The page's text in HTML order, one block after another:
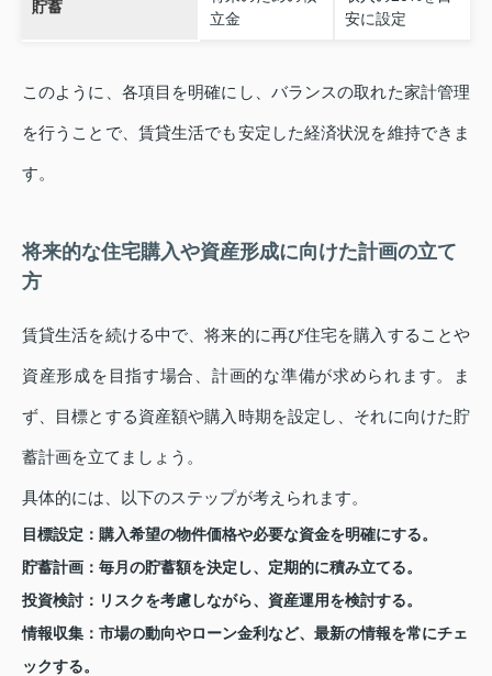
貯蓄
立金
安に設定
このように、各項目を明確にし、バランスの取れた家計管理
を行うことで、賃貸生活でも安定した経済状況を維持できま
す。
将来的な住宅購入や資産形成に向けた計画の立て
方
賃貸生活を続ける中で、将来的に再び住宅を購入することや
資産形成を目指す場合、計画的な準備が求められます。ま
ず、目標とする資産額や購入時期を設定し、それに向けた貯
蓄計画を立てましょう。
具体的には、以下のステップが考えられます。
目標設定： 購入希望の物件価格や必要な資金を明確にする。
貯蓄計画： 毎月の貯蓄額を決定し、定期的に積み立てる。
投資検討： リスクを考慮しながら、資産運用を検討する。
情報収集： 市場の動向やローン金利など、最新の情報を常にチェ
ックする。